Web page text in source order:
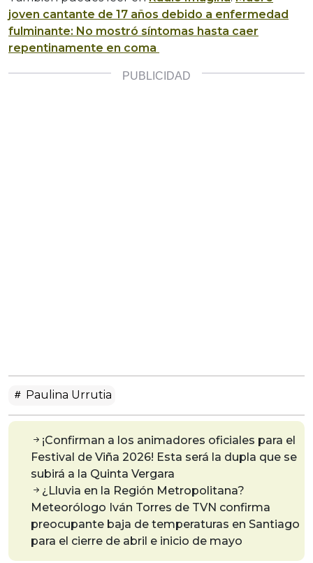
joven cantante de 17 años debido a enfermedad
fulminante: No mostró síntomas hasta caer
repentinamente en coma
Paulina Urrutia
¡Confirman a los animadores oficiales para el
Festival de Viña 2026! Esta será la dupla que se
subirá a la Quinta Vergara
¿Lluvia en la Región Metropolitana?
Meteorólogo Iván Torres de TVN confirma
preocupante baja de temperaturas en Santiago
para el cierre de abril e inicio de mayo